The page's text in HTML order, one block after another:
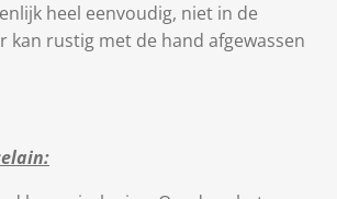
heel eenvoudig, niet in de
kan rustig met de hand afgewassen